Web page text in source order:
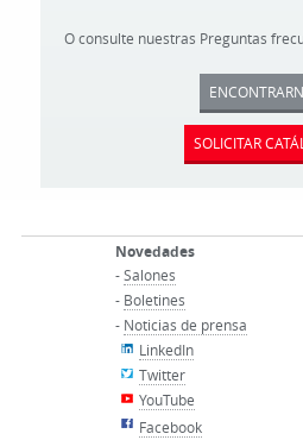
O consulte nuestras Preguntas
SOLICITAR
Novedades
-Salones
- Boletines
- Noticias de prensa
LinkedIn
Twitter
YouTube
Facebook